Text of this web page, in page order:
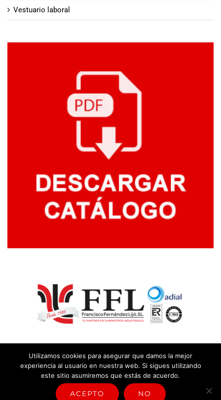
Vestuario laboral
Aviso legal y política de privacidad
sistema de gestión
Utilizamos cookies para asegurar que damos la mejor
experiencia al usuario en nuestra web. Si sigues utilizando
este sitio asumiremos que estás de acuerdo.
ACEPTO NO